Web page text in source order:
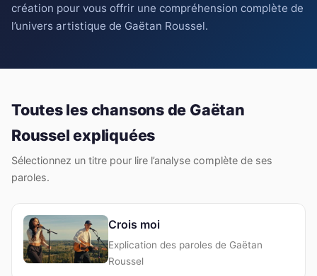
création pour vous offrir une compréhension complète de
l’univers artistique de Gaëtan Roussel.
Toutes les chansons de Gaëtan
Roussel expliquées
Sélectionnez un titre pour lire l’analyse complète de ses
paroles.
Crois moi
Explication des paroles de Gaëtan
Roussel